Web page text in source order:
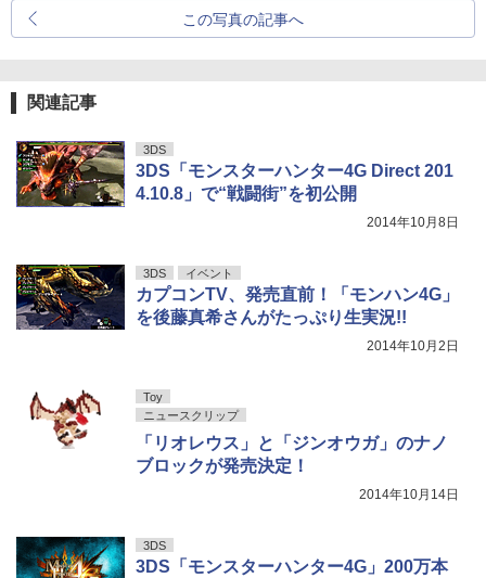
この写真の記事へ
関連記事
3DS
3DS「モンスターハンター4G Direct 201
4.10.8」で“戦闘街”を初公開
2014年10月8日
3DS イベント
カプコンTV、発売直前！「モンハン4G」
を後藤真希さんがたっぷり生実況!!
2014年10月2日
Toy
ニュースクリップ
「リオレウス」と「ジンオウガ」のナノ
ブロックが発売決定！
2014年10月14日
3DS
3DS「モンスターハンター4G」200万本